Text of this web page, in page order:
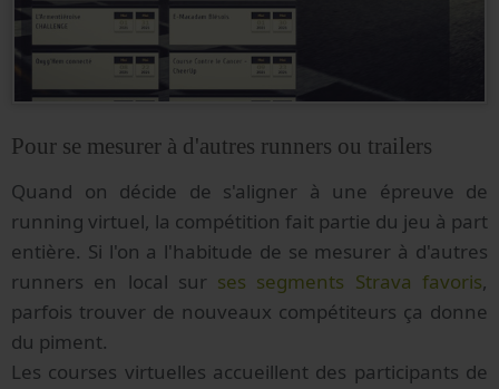
Pour se mesurer à d'autres runners ou trailers
Quand on décide de s'aligner à une épreuve de
running virtuel, la compétition fait partie du jeu à part
entière. Si l'on a l'habitude de se mesurer à d'autres
runners en local sur ses segments Strava favoris,
parfois trouver de nouveaux compétiteurs ça donne
du piment.
Les courses virtuelles accueillent des participants de